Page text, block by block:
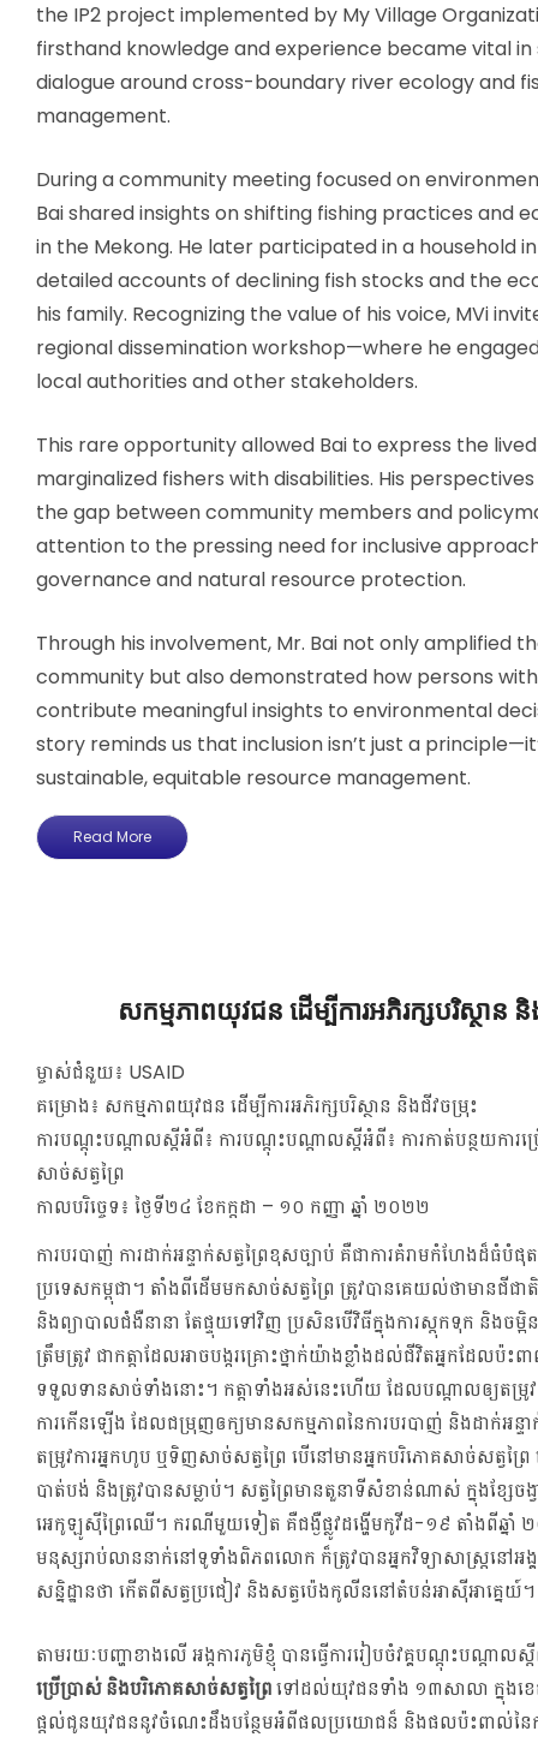
the IP2 project implemented by My Village
firsthand knowledge and experience became vital in
dialogue around cross-boundary river ecology and
management.
During a community meeting focused on
Bai shared insights on shifting fishing practices and
in the Mekong. He later participated in a household
detailed accounts of declining fish stocks and the
his family. Recognizing the value of his voice, MVi
regional dissemination workshop—where he
local authorities and other stakeholders.
This rare opportunity allowed Bai to express the
marginalized fishers with disabilities. His
the gap between community members and
attention to the pressing need for inclusive
governance and natural resource protection.
Through his involvement, Mr. Bai not only amplified
community but also demonstrated how persons
contribute meaningful insights to environmental
story reminds us that inclusion isn’t just a
sustainable, equitable resource management.
Read More
សកម្មភាពយុវជន ដើម្បីការអភិរក្សបរិស្ថាន
ម្ចាស់ជំនួយ៖ USAID
គម្រោង៖ សកម្មភាពយុវជន ដើម្បីការអភិរក្សបរិស្ថាន និងជីវចម្រុះ
ការបណ្តុះបណ្តាលស្តីអំពី៖ ការបណ្តុះបណ្តាលស្តីអំពី៖ ការកាត់បន្ថយការ
សាច់សត្វព្រៃ
កាលបរិច្ចេទ៖ ថ្ងៃទី២៤ ខែកក្តដា – ១០ កញ្ញា ឆ្នាំ ២០២២
ការបរបាញ់ ការដាក់អន្ទាក់សត្វព្រៃខុសច្បាប់ គឺជាការគំរាមកំហែងដ៏ធំបំ
ប្រទេសកម្ពុជា។ តាំងពីដើមមកសាច់សត្វព្រៃ ត្រូវបានគេយល់ថាមានជីជា
និងព្យាបាលជំងឺនានា តែផ្ទុយទៅវិញ ប្រសិនបើវិធីក្នុងការស្តុកទុក និងចម្អិ
ត្រឹមត្រូវ ជាកត្តាដែលអាចបង្ករគ្រោះថ្នាក់យ៉ាងខ្លាំងដល់ជីវិតអ្នកដែលប៉
ទទួលទានសាច់ទាំងនោះ។ កត្តាទាំងអស់នេះហើយ ដែលបណ្តាលឲ្យតម្រូវ
ការកើនឡើង ដែលជម្រុញឲក្យមានសកម្មភាពនៃការបរបាញ់ និងដាក់អន្ទាក់
តម្រូវការអ្នកហូប ឬទិញសាច់សត្វព្រៃ បើនៅមានអ្នកបរិភោគសាច់សត្វព្រៃ
បាត់បង់ និងត្រូវបានសម្លាប់។ សត្វព្រៃមានតួនាទីសំខាន់ណាស់ ក្នុងខ្សែចង្
អេកូឡូស៊ីព្រៃឈើ។ ករណីមួយទៀត គឺជង្ងឺផ្លូវដង្ហើមកូវីដ-១៩ តាំងពីឆ្ន
មនុស្សរាប់លាននាក់នៅទូទាំងពិភពលោក ក៏ត្រូវបានអ្នកវិទ្យាសាស្រ្តនៅ
សន្និដ្ឋានថា កើតពីសត្វប្រជៀវ និងសត្វប៉េងកូលីននៅតំបន់អាស៊ីអាគ្នេយ៍
តាមរយៈបញ្ហាខាងលើ អង្កការភូមិខ្ញុំ បានធ្វើការរៀបចំវគ្គបណ្តុះបណ្តាល
ប្រើប្រាស់ និងបរិភោគសាច់សត្វព្រៃទៅដល់យុវជនទាំង ១៣សាលា ក្នុងខ
ផ្តល់ជូនយុវជននូវចំណេះដឹងបន្ថែមអំពីផលប្រយោជន៏ និងផលប៉ះពាល់នៃក